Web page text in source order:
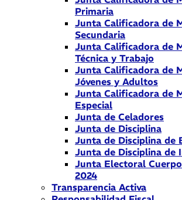
Primaria
Junta Calificadora de
Secundaria
Junta Calificadora de
Técnica y Trabajo
Junta Calificadora de
Jóvenes y Adultos
Junta Calificadora de
Especial
Junta de Celadores
Junta de Disciplina
Junta de Disciplina de
Junta de Disciplina de
Junta Electoral
2024
Transparencia Activa